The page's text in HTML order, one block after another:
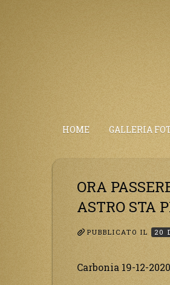
HOME GALLERIA
ORA
ASTRO STA
PUBBLICATO IL 20
Carbonia 19-12-